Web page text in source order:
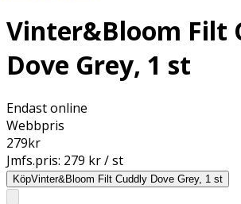
Vinter&Bloom Filt
Dove Grey, 1 st
Endast online
Webbpris
279kr
Jmfs.pris: 279 kr / st
KöpVinter&Bloom Filt Cuddly Dove Grey, 1 st